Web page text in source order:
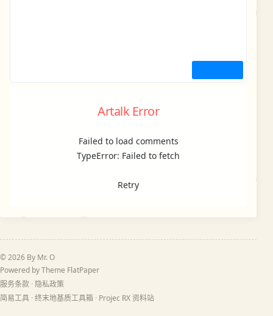
Artalk Error
Failed to load comments
TypeError: Failed to fetch
Retry
© 2026 By Mr. O
Powered by Theme FlatPaper
服务条款 · 隐私政策
简易工具 · 终末地基质工具箱 · Projec RX 资料站